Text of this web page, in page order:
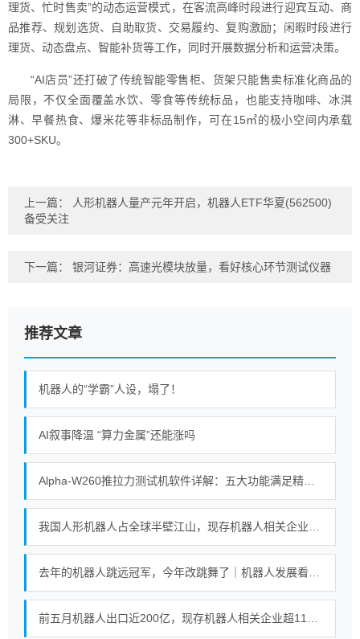
理货、忙时售卖”的动态运营模式，在客流高峰时段进行迎宾互动、商
品推荐、规划选货、自助取货、交易履约、复购激励；闲暇时段进行
理货、动态盘点、智能补货等工作，同时开展数据分析和运营决策。
“AI店员”还打破了传统智能零售柜、货架只能售卖标准化商品的
局限，不仅全面覆盖水饮、零食等传统标品，也能支持咖啡、冰淇
淋、早餐热食、爆米花等非标品制作，可在15㎡的极小空间内承载
300+SKU。
上一篇：
人形机器人量产元年开启，机器人ETF华夏(562500)
备受关注
下一篇： 银河证券：高速光模块放量，看好核心环节测试仪器
推荐文章
机器人的“学霸”人设，塌了！
AI叙事降温 “算力金属”还能涨吗